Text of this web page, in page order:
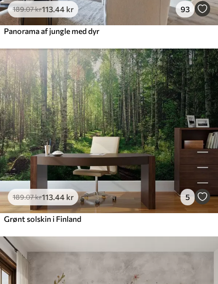
189.07kr113 .44 kr 93
Panorama af jungle med dyr
189.07kr113 .44 kr 5
Grønt solskin i Finland